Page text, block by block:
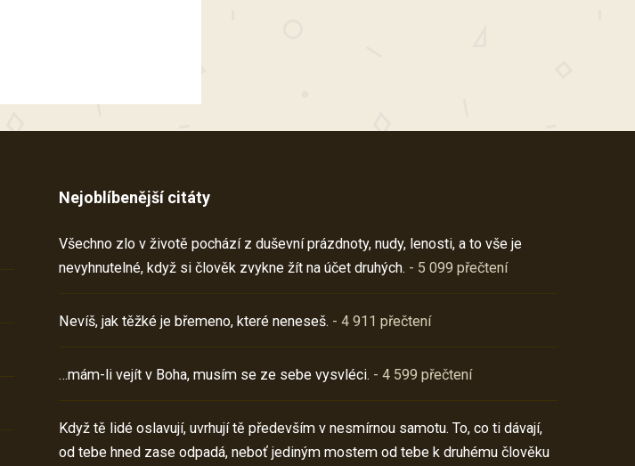
Nejoblíbenější citáty
Všechno zlo v životě pochází z duševní prázdnoty, nudy, lenosti, a to vše je
nevyhnutelné, když si člověk zvykne žít na účet druhých. - 5 099 přečtení
Nevíš, jak těžké je břemeno, které neneseš. - 4 911 přečtení
…mám-li vejít v Boha, musím se ze sebe vysvléci. - 4 599 přečtení
Když tě lidé oslavují, uvrhují tě především v nesmírnou samotu. To, co ti dávají,
od tebe hned zase odpadá, neboť jediným mostem od tebe k druhému člověku